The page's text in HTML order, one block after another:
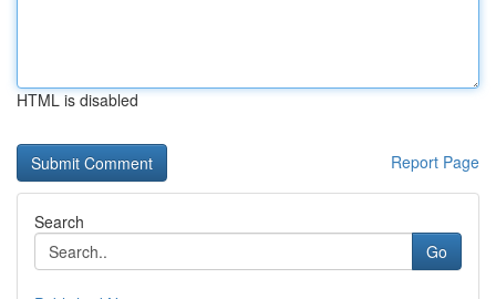
HTML is disabled
Report Page
Search
Go